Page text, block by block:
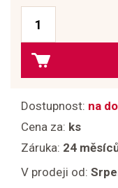
Dostupnost: na
Cena za: ks
Záruka: 24
V prodeji od: